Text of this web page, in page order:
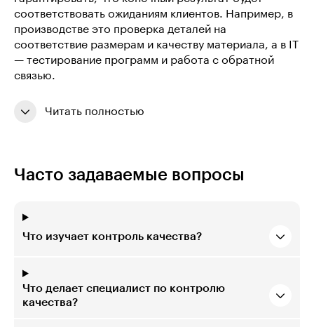
соответствовать ожиданиям клиентов. Например, в
производстве это проверка деталей на
соответствие размерам и качеству материала, а в IT
— тестирование программ и работа с обратной
связью.
Читать полностью
Часто задаваемые вопросы
Что изучает контроль качества?
Что делает специалист по контролю
качества?